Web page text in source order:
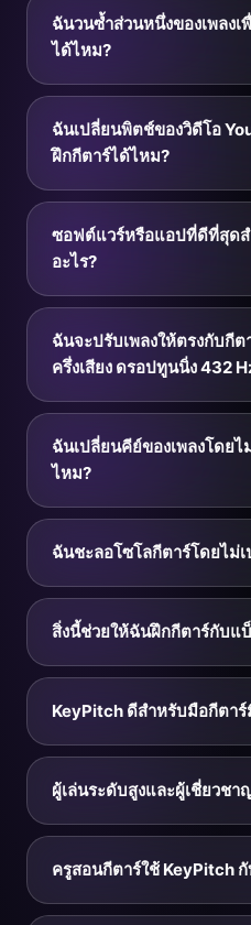
แทร็กจะเล่นช้าลงในขณะที่พิ
ทำให้ได้ยินและเลียนแบบทุก
ง่าย เริ่มช้า ๆ ทำท่อนนั้นให้เ
ละนิดจนเล่นได้ที่จังหวะเต็ม
ฉันวนซ้ำส่วนหนึ่งของเพลง
ได้ไหม?
ได้ ส่วนขยาย Chrome ฟรีขอ
การวนซ้ำลงบน YouTube แล
คุณจึงตั้งลูป A–B รอบลิก การ
แล้ววนซ้ำได้มากเท่าที่ต้องกา
ก็ได้ การวนซ้ำห้องเพลงที่คุณ
ฉันเปลี่ยนพิตช์ของวิดีโอ
ฝึกกีตาร์ได้ไหม?
ได้ ติดตั้งส่วนขยาย Chrome
เพิ่มแผงพิตช์ คีย์ และความเร็
YouTube Music โดยตรง ข
วิดีโอใด ๆ ขึ้นหรือลง — ทีละค
ละเอียด — ชะลอและวนซ้ำท่
แบ็กกิ้งแทร็ก บทเรียน หรือเพ
ซอฟต์แวร์หรือแอปที่ดีที่สุด
อะไร?
เครื่องมือฝึกกีตาร์ที่ดีต้องให้
เปลี่ยนคีย์ให้เหมาะกับระดับห
ซ้ำห้องเพลงที่ยาก KeyPitch
Chrome ฟรีสำหรับฝึกแบบสด
Music และ Audio Studio บ
ฟรีและดาวน์โหลดแทร็กฝึกซ้
ไลน์
ฉันจะปรับเพลงให้ตรงกับกี
ครึ่งเสียง ดรอปทูนนิ่ง 432
ใช้แถบพิตช์ (Hz) เพื่อปรับแท
สายกีตาร์ของคุณ หรือส่งไปที่
ละครึ่งเสียงที่แม่นยำ หากต้อ
ตั้งสายลดครึ่งเสียง (Eb) ให้ล
การตั้งสายที่ 432 Hz ให้ตั้งพิ
เพลง
ฉันเปลี่ยนคีย์ของเพลงโดยไ
ไหม?
ได้ — นั่นคือสิ่งที่ KeyPitch ถู
ครึ่งเสียงแล้วคีย์จะเปลี่ยนใน
สำหรับมือหรือเสียงของคุณ ห
เครื่องดนตรีอื่น โดยไม่เร็วขึ้น
ฉันชะลอโซโลกีตาร์โดยไม่
ได้ KeyPitch ใช้ไทม์สเตรตชิ
ความเร็วและพิตช์แยกจากกัน
'ใต้น้ำ' เรียนรู้ท่อนนั้นช้า ๆ แ
สิ่งนี้ช่วยให้ฉันฝึกกีตาร์กับแ
วางแบ็กกิ้งแทร็กลงใน
คีย์ที่สบาย ชะลอเพื่อล็อกจังห
กำลังฝึกอยู่ เมื่อเสียงออกมาดี
แล้วเล่นตามแบบออฟไลน์ได้
KeyPitch ดีสำหรับมือกีตา
แน่นอน มือใหม่ได้ประโยชน์ม
และวนซ้ำส่วนสั้น ๆ คุณจึงเรี
ละอย่างแทนที่จะฝืนเล่นที่ควา
คีย์ที่ง่ายขึ้นหรือปรับให้ตรงกั
ธรรมชาติในการไปถึงจังหวะ
ผู้เล่นระดับสูงและผู้เชี่ยวช
ได้ มือกีตาร์ระดับสูงและผู้เชี่
โซโลที่เร็วด้วยหู ฝึกท่อนเทค
สำหรับแจมหรือนักเรียน และ
อื่นหรือ 432 Hz การควบคุม
ครูสอนกีตาร์ใช้ KeyPitch
ได้แน่นอน ครูสอนกีตาร์ใช้ส่ว